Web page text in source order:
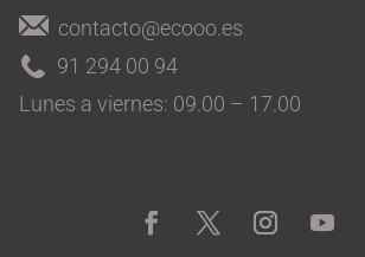
contacto@ecooo.es
91 294 00 94
Lunes a viernes: 09.00 – 17.00